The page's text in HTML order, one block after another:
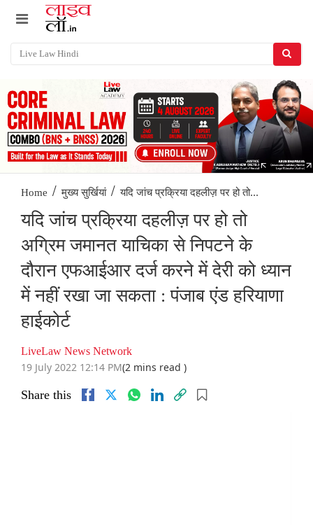
Home / मुख्य सुर्खियां / यदि जांच प्रक्रिया दहलीज़ पर हो तो...
यदि जांच प्रक्रिया दहलीज़ पर हो तो
अग्रिम जमानत याचिका से निपटने के
दौरान एफआईआर दर्ज करने में देरी को ध्यान
में नहीं रखा जा सकता : पंजाब एंड हरियाणा
हाईकोर्ट
LiveLaw News Network
19 July 2022 12:14 PM(2 mins read )
Share this